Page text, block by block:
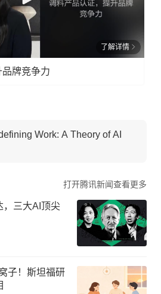
了解详情
牌竞争力
Work: A Theory of AI
打开腾讯新闻查看更多
，三大AI顶尖
子！斯坦福研